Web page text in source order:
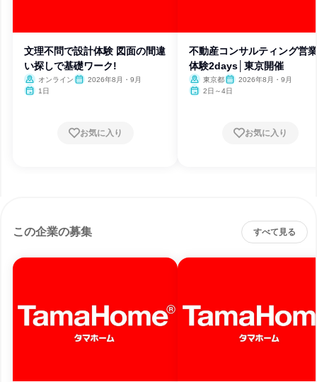
文理不問で設計体験 図面の間違
い探しで基礎ワーク!
オンライン
2026年8月・9月
1日
お気に入り
不動産コンサルティング営
体験2days│東京開催
東京都
2026年8月・9月
2日～4日
お気に入り
この企業の募集 すべて見る